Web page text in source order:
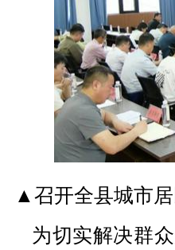
▲召开全县城市
为切实解决群